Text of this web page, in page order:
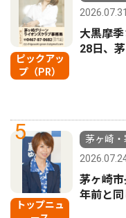
ピックアッ
プ（PR）
2026.07.31
大黒摩
28日、
5
トップニュ
茅ヶ崎・
茅ヶ崎
年前と